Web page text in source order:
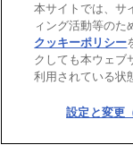
本サイトでは、サ
ィング活動等のた
クッキーポリシー
クしても本ウェブ
利用されている状
設定と変更